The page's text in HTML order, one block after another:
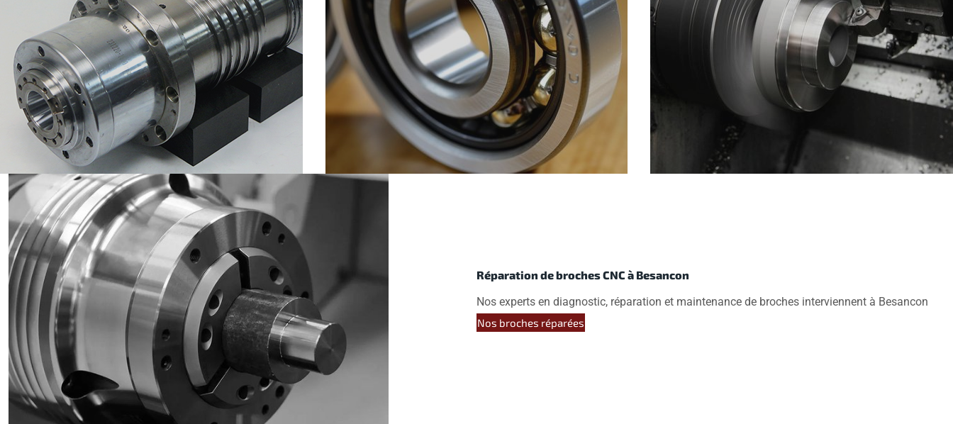
Réparation de broches CNC à Besancon
Nos experts en diagnostic, réparation et maintenance de broches interviennent à Besancon
Nos broches réparées